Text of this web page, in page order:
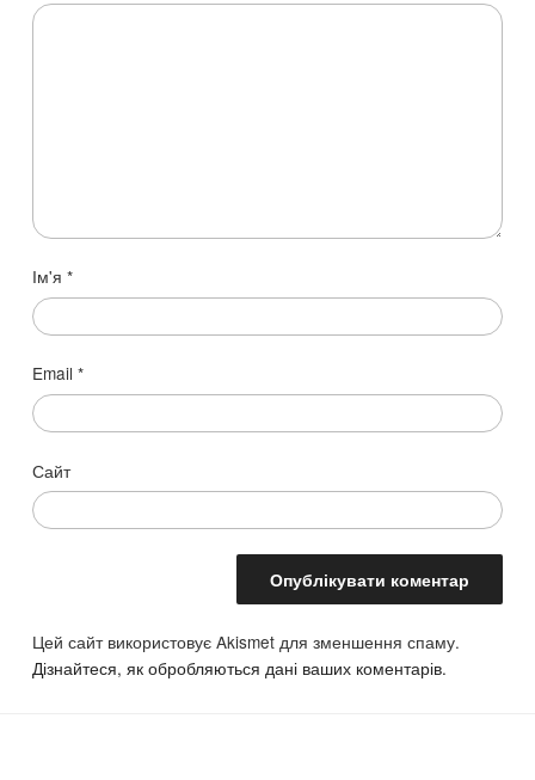
Ім'я*
Email*
Сайт
Цей сайт використовує Akismet для зменшення спаму.
Дізнайтеся, як обробляються дані ваших коментарів.